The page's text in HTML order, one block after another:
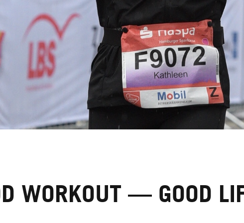
WORKOUT — GOOD